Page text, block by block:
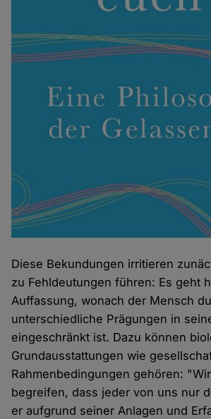
Diese Bekundungen irritieren
zu Fehldeutungen führen: Es geht
Auffassung, wonach der Mensch
unterschiedliche Prägungen in
eingeschränkt ist. Dazu können
Grundausstattungen wie
Rahmenbedingungen gehören:
begreifen, dass jeder von uns nur
er aufgrund seiner Anlagen und